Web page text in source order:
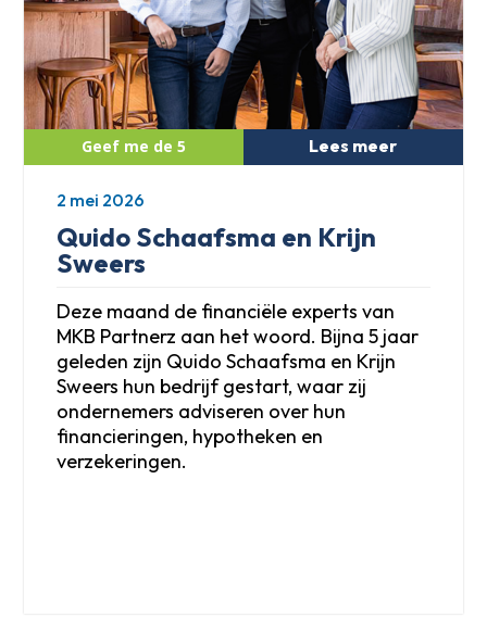
Quido Schaafsma en Krijn
Sweers
Deze maand de financiële experts van
MKB Partnerz aan het woord. Bijna 5 jaar
geleden zijn Quido Schaafsma en Krijn
Sweers hun bedrijf gestart, waar zij
ondernemers adviseren over hun
financieringen, hypotheken en
verzekeringen.
Lees meer
2 mei 2026